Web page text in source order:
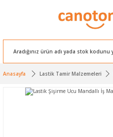
Anasayfa Lastik Tamir Malzemeleri